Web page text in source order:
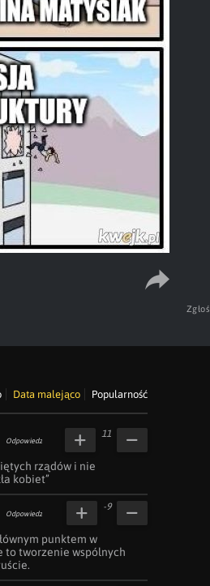
Zgłoś
Data malejąco Popularność
Odpowiedz
rządów i nie
kobiet”
11
Odpowiedz
punktem w
to tworzenie wspólnych
-9